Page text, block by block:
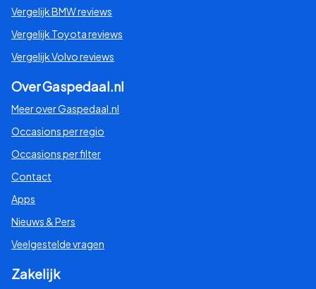
Vergelijk BMW reviews
Vergelijk Toyota reviews
Vergelijk Volvo reviews
Over Gaspedaal.nl
Meer over Gaspedaal.nl
Occasions per regio
Occasions per filter
Contact
Apps
Nieuws & Pers
Veelgestelde vragen
Zakelijk